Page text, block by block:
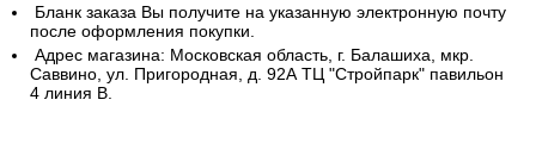
Бланк заказа Вы получите на указанную электронную почту
после оформления покупки.
Адрес магазина: Московская область, г. Балашиха, мкр.
Саввино, ул. Пригородная, д. 92А ТЦ "Стройпарк" павильон
4 линия В.